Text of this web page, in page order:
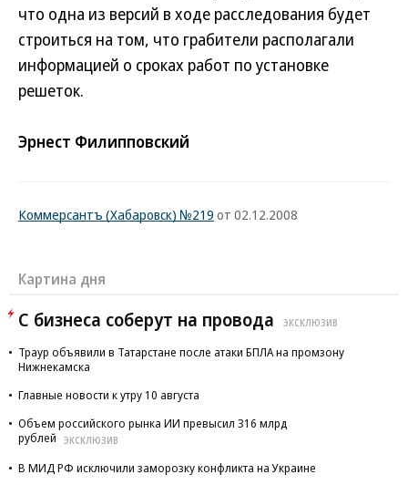
что одна из версий в ходе расследования будет
строиться на том, что грабители располагали
информацией о сроках работ по установке
решеток.
Эрнест Филипповский
Коммерсантъ (Хабаровск) №219 от 02.12.2008
Картина дня
С бизнеса соберут на провода ЭКСКЛЮЗИВ
Траур объявили в Татарстане после атаки БПЛА на промзону
Нижнекамска
Главные новости к утру 10 августа
Объем российского рынка ИИ превысил 316 млрд
рублей
ЭКСКЛЮЗИВ
В МИД РФ исключили заморозку конфликта на Украине